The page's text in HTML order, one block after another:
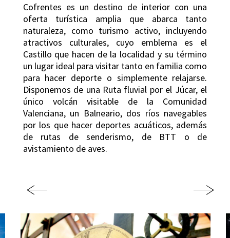
Cofrentes es un destino de interior con una
oferta turística amplia que abarca tanto
naturaleza, como turismo activo, incluyendo
atractivos culturales, cuyo emblema es el
Castillo que hacen de la localidad y su término
un lugar ideal para visitar tanto en familia como
para hacer deporte o simplemente relajarse.
Disponemos de una Ruta fluvial por el Júcar, el
único volcán visitable de la Comunidad
Valenciana, un Balneario, dos ríos navegables
por los que hacer deportes acuáticos, además
de rutas de senderismo, de BTT o de
avistamiento de aves.